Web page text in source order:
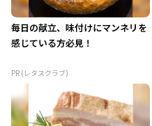
毎日の献立、味付けにマンネリを
感じている方必見！
PR (レタスクラブ)